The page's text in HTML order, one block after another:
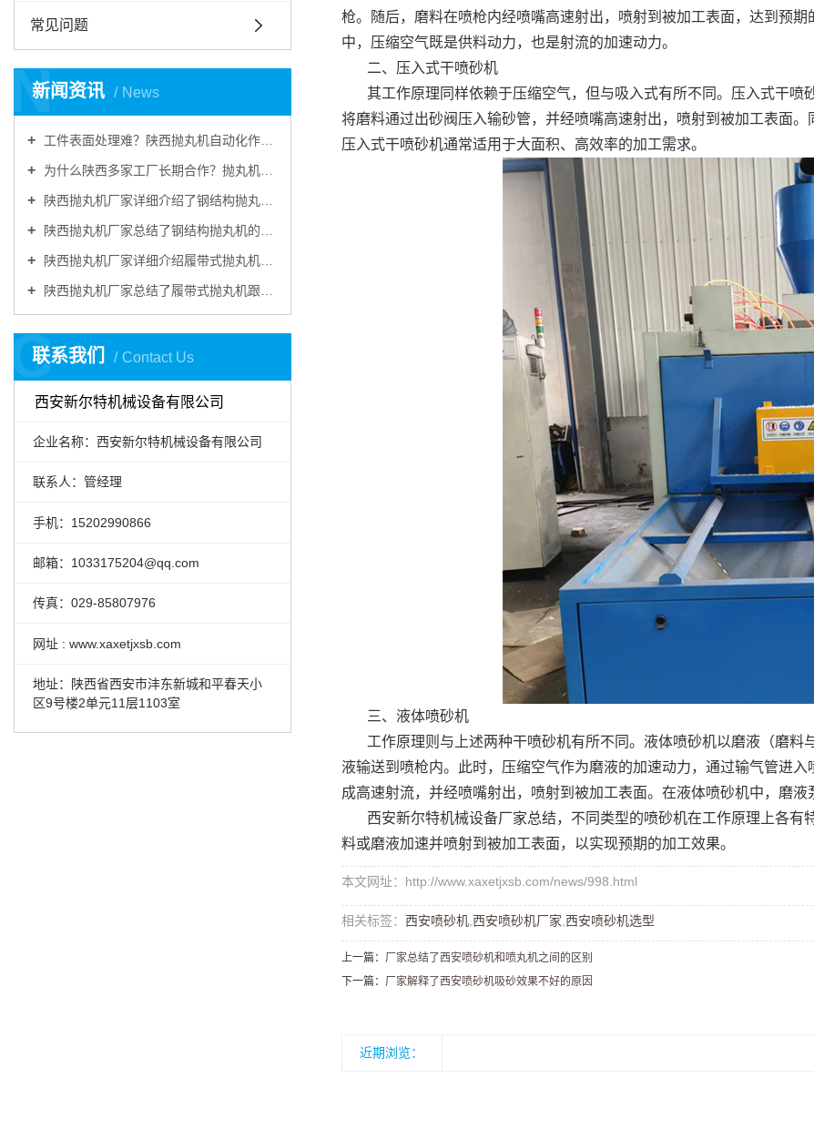
常见问题
新闻资讯 News
N
工件表面处理难？陕西抛丸机自动化作业，提升工件品质
为什么陕西多家工厂长期合作？抛丸机耐用稳定、售后靠谱
陕西抛丸机厂家详细介绍了钢结构抛丸机的结构装置
陕西抛丸机厂家总结了钢结构抛丸机的主要特点
陕西抛丸机厂家详细介绍履带式抛丸机由哪些部分组成
陕西抛丸机厂家总结了履带式抛丸机跟别的抛丸机做金属表面清理的优势
联系我们 Contact Us
C
西安新尔特机械设备有限公司
企业名称：西安新尔特机械设备有限公司
联系人：管经理
手机：15202990866
邮箱：1033175204@qq.com
传真：029-85807976
网址 : www.xaxetjxsb.com
地址：陕西省西安市沣东新城和平春天小
区9号楼2单元11层1103室
枪。随后，磨料在喷枪内经喷嘴高速射出，喷射到被加工表面，达到预
中，压缩空气既是供料动力，也是射流的加速动力。
二、压入式干喷砂机
其工作原理同样依赖于压缩空气，但与吸入式有所不同。压入式干
将磨料通过出砂阀压入输砂管，并经喷嘴高速射出，喷射到被加工表面
压入式干喷砂机通常适用于大面积、高效率的加工需求。
三、液体喷砂机
工作原理则与上述两种干喷砂机有所不同。液体喷砂机以磨液（磨
液输送到喷枪内。此时，压缩空气作为磨液的加速动力，通过输气管进
成高速射流，并经喷嘴射出，喷射到被加工表面。在液体喷砂机中，磨液
西安新尔特机械设备厂家总结，不同类型的喷砂机在工作原理上各
料或磨液加速并喷射到被加工表面，以实现预期的加工效果。
本文网址：http://www.xaxetjxsb.com/news/998.html
相关标签： 西安喷砂机, 西安喷砂机厂家 西安喷砂机选型
上一篇： 厂家总结了西安喷砂机和喷丸机之间的区别
下一篇： 厂家解释了西安喷砂机吸砂效果不好的原因
近期浏览：